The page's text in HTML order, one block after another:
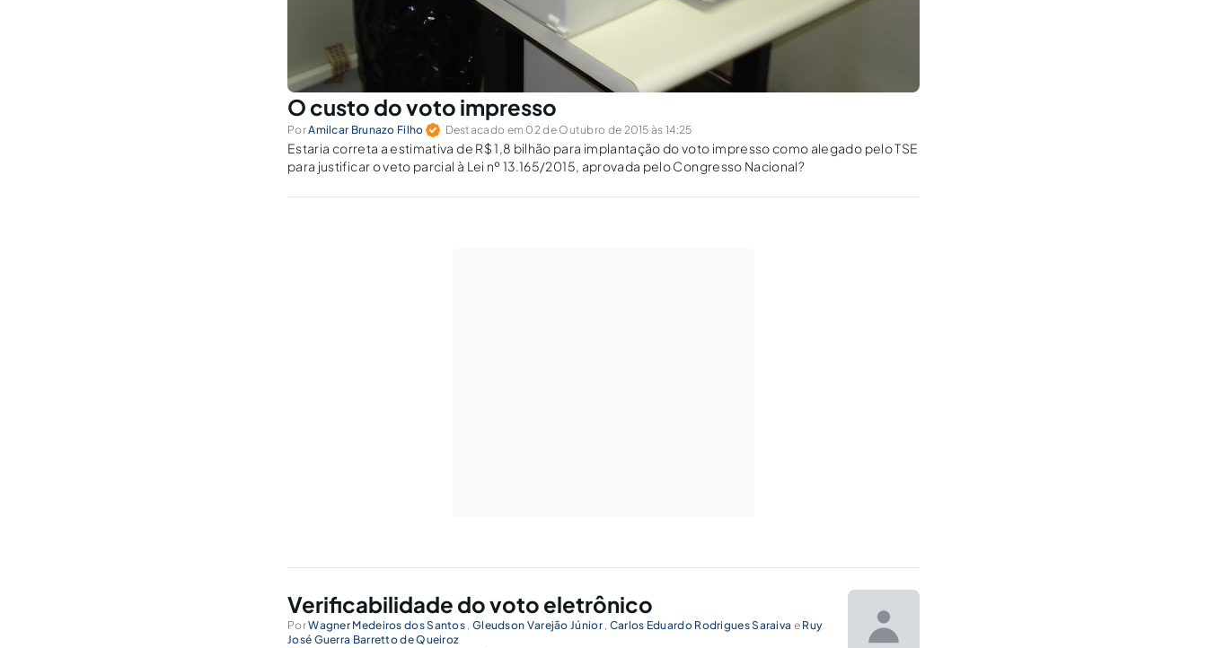
O custo do voto impresso
PorAmilcar Brunazo Filho Destacado em 02 de Outubro de 2015 às 14:25
Estaria correta a estimativa de R$ 1,8 bilhão para implantação do voto impresso como alegado pelo TSE
para justificar o veto parcial à Lei nº 13.165/2015, aprovada pelo Congresso Nacional?
Verificabilidade do voto eletrônico
PorWagner Medeiros dos Santos , Gleudson Varejão Júnior , Carlos Eduardo Rodrigues Saraiva e Ruy
José Guerra Barretto de Queiroz